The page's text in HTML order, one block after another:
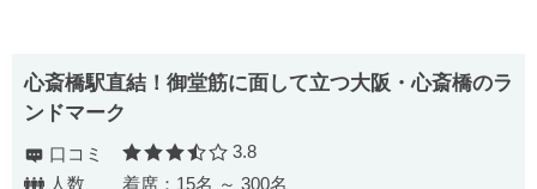
心斎橋駅直結！御堂筋に面して立つ大阪・心斎橋のラ
ンドマーク
口コミ 口コミ評価
3.8
人数
着席：15名 ～ 300名